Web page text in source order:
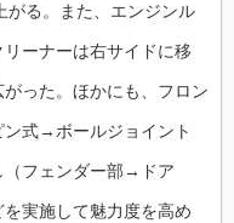
がる。また、エンジンル
ーナーは右サイドに移
った。ほかにも、フロン
ン式→ボールジョイント
（フェンダー部→ドア
実施して魅力度を高め